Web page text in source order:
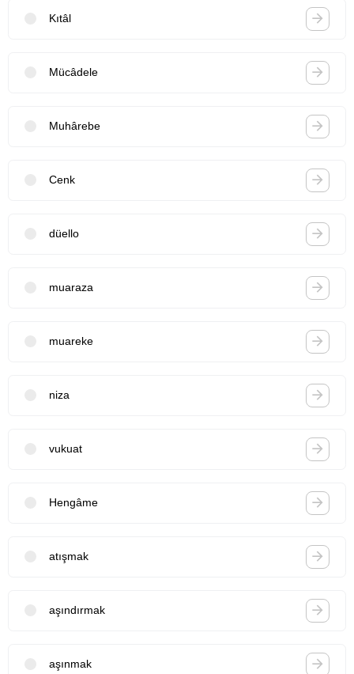
Kıtâl
Mücâdele
Muhârebe
Cenk
düello
muaraza
muareke
niza
vukuat
Hengâme
atışmak
aşındırmak
aşınmak